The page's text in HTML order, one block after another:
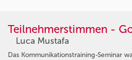
Teilnehmerstimmen -
Luca Mustafa
Das Kommunikationstraining-Seminar